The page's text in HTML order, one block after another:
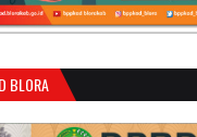
BLORA